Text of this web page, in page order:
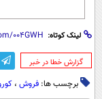
لینک کوتاه:
‌گزارش خطا در خبر
برچسب ها: فروش ،